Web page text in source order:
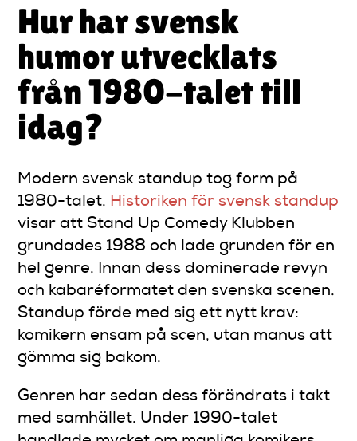
Hur har svensk
humor utvecklats
från 1980-talet till
idag?
Modern svensk standup tog form på
1980-talet. Historiken för svensk standup
visar att Stand Up Comedy Klubben
grundades 1988 och lade grunden för en
hel genre. Innan dess dominerade revyn
och kabaréformatet den svenska scenen.
Standup förde med sig ett nytt krav:
komikern ensam på scen, utan manus att
gömma sig bakom.
Genren har sedan dess förändrats i takt
med samhället. Under 1990-talet